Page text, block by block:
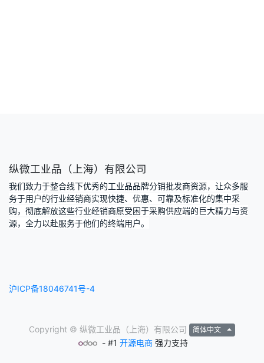
纵微工业品（上海）有限公司
我们致力于整合线下优秀的工业品品牌分销批发商资源，让众多服
务于用户的行业经销商实现快捷、优惠、可靠及标准化的集中采
购，彻底解放这些行业经销商原受困于采购供应端的巨大精力与资
源，全力以赴服务于他们的终端用户。
沪ICP备18046741号-4
Copyright © 纵微工业品（上海）有限公司 简体中文
- #1开源电商 强力支持